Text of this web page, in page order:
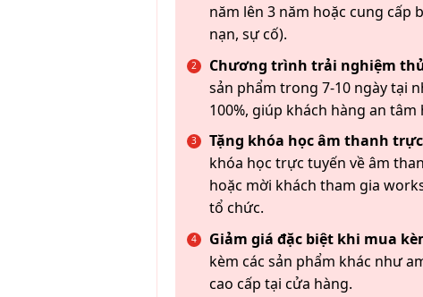
năm lên 3 năm hoặc cung cấp
nạn, sự cố).
Chương trình trải nghiệm
sản phẩm trong 7-10 ngày tại
100%, giúp khách hàng an
Tặng khóa học âm thanh
khóa học trực tuyến về âm
hoặc mời khách tham gia
tổ chức.
Giảm giá đặc biệt khi mua
kèm các sản phẩm khác như
cao cấp tại cửa hàng.